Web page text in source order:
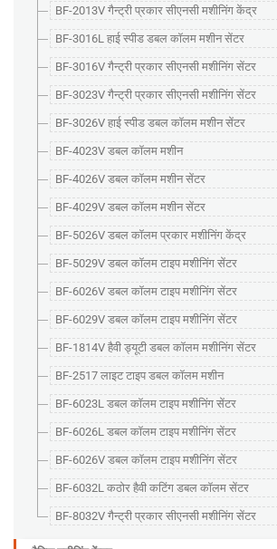
BF-2013V गैन्ट्री प्रकार सीएनसी मशीनिंग केंद्र
BF-3016L हाई स्पीड डबल कॉलम मशीन सेंटर
BF-3016V गैन्ट्री प्रकार सीएनसी मशीनिंग सेंटर
BF-3023V गैन्ट्री प्रकार सीएनसी मशीनिंग सेंटर
BF-3026V हाई स्पीड डबल कॉलम मशीन सेंटर
BF-4023V डबल कॉलम मशीन
BF-4026V डबल कॉलम मशीन सेंटर
BF-4029V डबल कॉलम मशीन सेंटर
BF-5026V डबल कॉलम प्रकार मशीनिंग केंद्र
BF-5029V डबल कॉलम टाइप मशीनिंग सेंटर
BF-6026V डबल कॉलम टाइप मशीनिंग सेंटर
BF-6029V डबल कॉलम टाइप मशीनिंग सेंटर
BF-1814V हैवी ड्यूटी डबल कॉलम मशीनिंग सेंटर
BF-2517 लाइट टाइप डबल कॉलम मशीन
BF-6023L डबल कॉलम टाइप मशीनिंग सेंटर
BF-6026L डबल कॉलम टाइप मशीनिंग सेंटर
BF-6026V डबल कॉलम टाइप मशीनिंग सेंटर
BF-6032L कठोर हैवी कटिंग डबल कॉलम सेंटर
BF-8032V गैन्ट्री प्रकार सीएनसी मशीनिंग सेंटर